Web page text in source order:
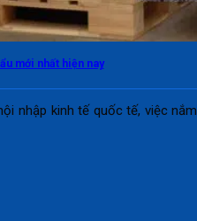
mới nhất hiện nay
nhập kinh tế quốc tế, việc nắm